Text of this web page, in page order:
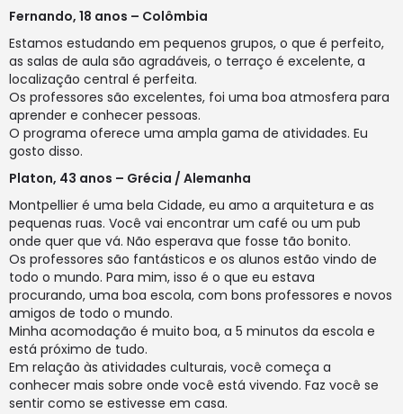
Fernando, 18 anos – Colômbia
Estamos estudando em pequenos grupos, o que é perfeito,
as salas de aula são agradáveis, o terraço é excelente, a
localização central é perfeita.
Os professores são excelentes, foi uma boa atmosfera para
aprender e conhecer pessoas.
O programa oferece uma ampla gama de atividades. Eu
gosto disso.
Platon, 43 anos – Grécia / Alemanha
Montpellier é uma bela Cidade, eu amo a arquitetura e as
pequenas ruas. Você vai encontrar um café ou um pub
onde quer que vá. Não esperava que fosse tão bonito.
Os professores são fantásticos e os alunos estão vindo de
todo o mundo. Para mim, isso é o que eu estava
procurando, uma boa escola, com bons professores e novos
amigos de todo o mundo.
Minha acomodação é muito boa, a 5 minutos da escola e
está próximo de tudo.
Em relação às atividades culturais, você começa a
conhecer mais sobre onde você está vivendo. Faz você se
sentir como se estivesse em casa.